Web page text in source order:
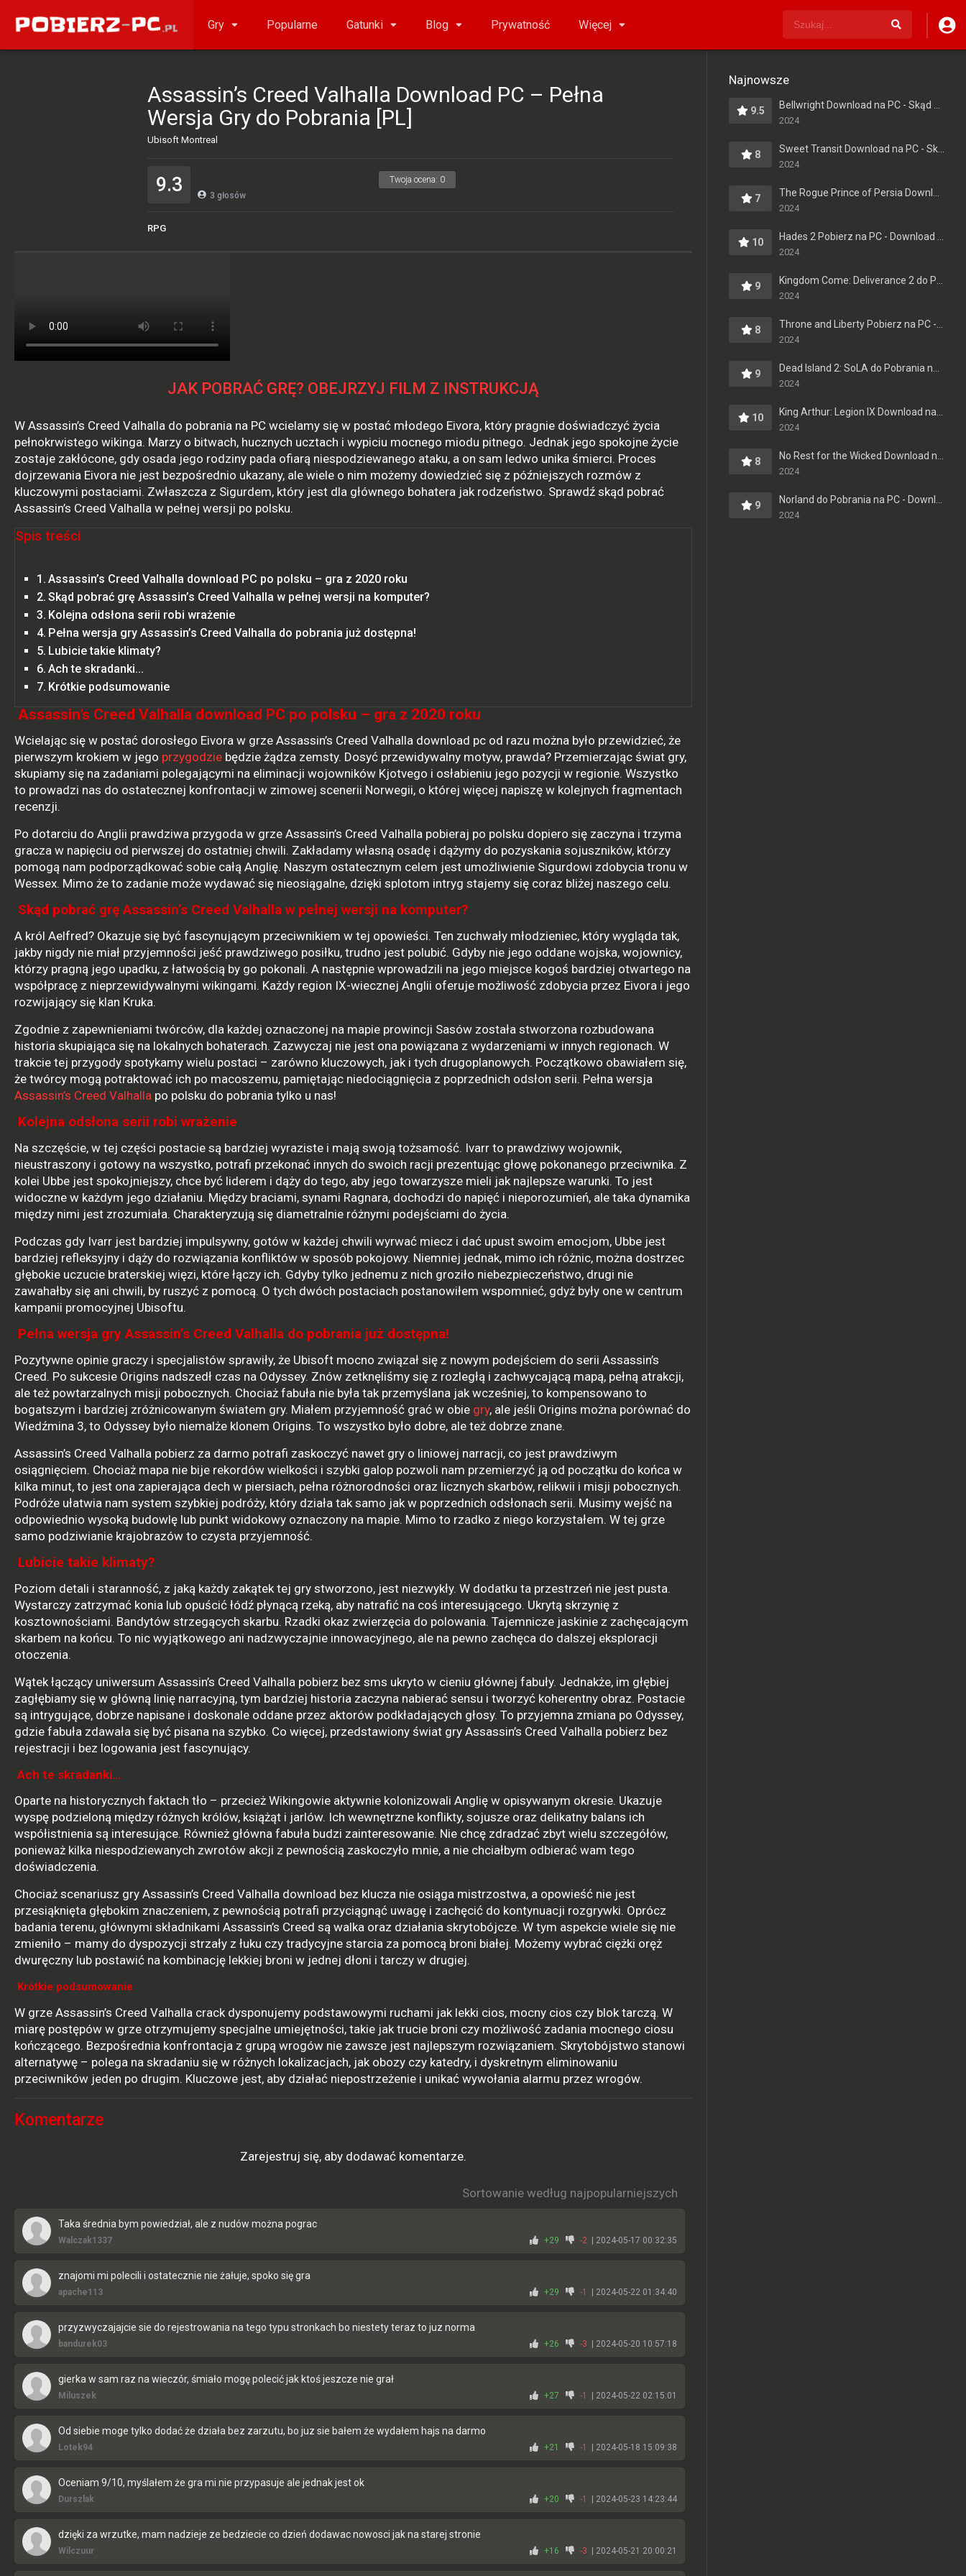
Gry Popularne Gatunki Blog Prywatność Więcej
Assassin’s Creed Valhalla Download PC – Pełna
Wersja Gry do Pobrania [PL]
Ubisoft Montreal
Twoja ocena: 0
9.3 3 głosów
RPG
JAK POBRAĆ GRĘ? OBEJRZYJ FILM Z INSTRUKCJĄ
W Assassin’s Creed Valhalla do pobrania na PC wcielamy się w postać młodego Eivora, który pragnie doświadczyć życia
pełnokrwistego wikinga. Marzy o bitwach, hucznych ucztach i wypiciu mocnego miodu pitnego. Jednak jego spokojne życie
zostaje zakłócone, gdy osada jego rodziny pada ofiarą niespodziewanego ataku, a on sam ledwo unika śmierci. Proces
dojrzewania Eivora nie jest bezpośrednio ukazany, ale wiele o nim możemy dowiedzieć się z późniejszych rozmów z
kluczowymi postaciami. Zwłaszcza z Sigurdem, który jest dla głównego bohatera jak rodzeństwo. Sprawdź skąd pobrać
Assassin’s Creed Valhalla w pełnej wersji po polsku.
Spis treści
Assassin’s Creed Valhalla download PC po polsku – gra z 2020 roku
Skąd pobrać grę Assassin’s Creed Valhalla w pełnej wersji na komputer?
Kolejna odsłona serii robi wrażenie
Pełna wersja gry Assassin’s Creed Valhalla do pobrania już dostępna!
Lubicie takie klimaty?
Ach te skradanki…
Krótkie podsumowanie
Assassin’s Creed Valhalla download PC po polsku – gra z 2020 roku
Wcielając się w postać dorosłego Eivora w grze Assassin’s Creed Valhalla download pc od razu można było przewidzieć, że
pierwszym krokiem w jego przygodzie będzie żądza zemsty. Dosyć przewidywalny motyw, prawda? Przemierzając świat gry,
skupiamy się na zadaniami polegającymi na eliminacji wojowników Kjotvego i osłabieniu jego pozycji w regionie. Wszystko
to prowadzi nas do ostatecznej konfrontacji w zimowej scenerii Norwegii, o której więcej napiszę w kolejnych fragmentach
recenzji.
Po dotarciu do Anglii prawdziwa przygoda w grze Assassin’s Creed Valhalla pobieraj po polsku dopiero się zaczyna i trzyma
gracza w napięciu od pierwszej do ostatniej chwili. Zakładamy własną osadę i dążymy do pozyskania sojuszników, którzy
pomogą nam podporządkować sobie całą Anglię. Naszym ostatecznym celem jest umożliwienie Sigurdowi zdobycia tronu w
Wessex. Mimo że to zadanie może wydawać się nieosiągalne, dzięki splotom intryg stajemy się coraz bliżej naszego celu.
Skąd pobrać grę Assassin’s Creed Valhalla w pełnej wersji na komputer?
A król Aelfred? Okazuje się być fascynującym przeciwnikiem w tej opowieści. Ten zuchwały młodzieniec, który wygląda tak,
jakby nigdy nie miał przyjemności jeść prawdziwego posiłku, trudno jest polubić. Gdyby nie jego oddane wojska, wojownicy,
którzy pragną jego upadku, z łatwością by go pokonali. A następnie wprowadzili na jego miejsce kogoś bardziej otwartego na
współpracę z nieprzewidywalnymi wikingami. Każdy region IX-wiecznej Anglii oferuje możliwość zdobycia przez Eivora i jego
rozwijający się klan Kruka.
Zgodnie z zapewnieniami twórców, dla każdej oznaczonej na mapie prowincji Sasów została stworzona rozbudowana
historia skupiająca się na lokalnych bohaterach. Zazwyczaj nie jest ona powiązana z wydarzeniami w innych regionach. W
trakcie tej przygody spotykamy wielu postaci – zarówno kluczowych, jak i tych drugoplanowych. Początkowo obawiałem się,
że twórcy mogą potraktować ich po macoszemu, pamiętając niedociągnięcia z poprzednich odsłon serii. Pełna wersja
Assassin’s Creed Valhalla po polsku do pobrania tylko u nas!
Kolejna odsłona serii robi wrażenie
Na szczęście, w tej części postacie są bardziej wyraziste i mają swoją tożsamość. Ivarr to prawdziwy wojownik,
nieustraszony i gotowy na wszystko, potrafi przekonać innych do swoich racji prezentując głowę pokonanego przeciwnika. Z
kolei Ubbe jest spokojniejszy, chce być liderem i dąży do tego, aby jego towarzysze mieli jak najlepsze warunki. To jest
widoczne w każdym jego działaniu. Między braciami, synami Ragnara, dochodzi do napięć i nieporozumień, ale taka dynamika
między nimi jest zrozumiała. Charakteryzują się diametralnie różnymi podejściami do życia.
Podczas gdy Ivarr jest bardziej impulsywny, gotów w każdej chwili wyrwać miecz i dać upust swoim emocjom, Ubbe jest
bardziej refleksyjny i dąży do rozwiązania konfliktów w sposób pokojowy. Niemniej jednak, mimo ich różnic, można dostrzec
głębokie uczucie braterskiej więzi, które łączy ich. Gdyby tylko jednemu z nich groziło niebezpieczeństwo, drugi nie
zawahałby się ani chwili, by ruszyć z pomocą. O tych dwóch postaciach postanowiłem wspomnieć, gdyż były one w centrum
kampanii promocyjnej Ubisoftu.
Pełna wersja gry Assassin’s Creed Valhalla do pobrania już dostępna!
Pozytywne opinie graczy i specjalistów sprawiły, że Ubisoft mocno związał się z nowym podejściem do serii Assassin’s
Creed. Po sukcesie Origins nadszedł czas na Odyssey. Znów zetknęliśmy się z rozległą i zachwycającą mapą, pełną atrakcji,
ale też powtarzalnych misji pobocznych. Chociaż fabuła nie była tak przemyślana jak wcześniej, to kompensowano to
bogatszym i bardziej zróżnicowanym światem gry. Miałem przyjemność grać w obie gry, ale jeśli Origins można porównać do
Wiedźmina 3, to Odyssey było niemalże klonem Origins. To wszystko było dobre, ale też dobrze znane.
Assassin’s Creed Valhalla pobierz za darmo potrafi zaskoczyć nawet gry o liniowej narracji, co jest prawdziwym
osiągnięciem. Chociaż mapa nie bije rekordów wielkości i szybki galop pozwoli nam przemierzyć ją od początku do końca w
kilka minut, to jest ona zapierająca dech w piersiach, pełna różnorodności oraz licznych skarbów, relikwii i misji pobocznych.
Podróże ułatwia nam system szybkiej podróży, który działa tak samo jak w poprzednich odsłonach serii. Musimy wejść na
odpowiednio wysoką budowlę lub punkt widokowy oznaczony na mapie. Mimo to rzadko z niego korzystałem. W tej grze
samo podziwianie krajobrazów to czysta przyjemność.
Lubicie takie klimaty?
Poziom detali i staranność, z jaką każdy zakątek tej gry stworzono, jest niezwykły. W dodatku ta przestrzeń nie jest pusta.
Wystarczy zatrzymać konia lub opuścić łódź płynącą rzeką, aby natrafić na coś interesującego. Ukrytą skrzynię z
kosztownościami. Bandytów strzegących skarbu. Rzadki okaz zwierzęcia do polowania. Tajemnicze jaskinie z zachęcającym
skarbem na końcu. To nic wyjątkowego ani nadzwyczajnie innowacyjnego, ale na pewno zachęca do dalszej eksploracji
otoczenia.
Wątek łączący uniwersum Assassin’s Creed Valhalla pobierz bez sms ukryto w cieniu głównej fabuły. Jednakże, im głębiej
zagłębiamy się w główną linię narracyjną, tym bardziej historia zaczyna nabierać sensu i tworzyć koherentny obraz. Postacie
są intrygujące, dobrze napisane i doskonale oddane przez aktorów podkładających głosy. To przyjemna zmiana po Odyssey,
gdzie fabuła zdawała się być pisana na szybko. Co więcej, przedstawiony świat gry Assassin’s Creed Valhalla pobierz bez
rejestracji i bez logowania jest fascynujący.
Ach te skradanki…
Oparte na historycznych faktach tło – przecież Wikingowie aktywnie kolonizowali Anglię w opisywanym okresie. Ukazuje
wyspę podzieloną między różnych królów, książąt i jarlów. Ich wewnętrzne konflikty, sojusze oraz delikatny balans ich
współistnienia są interesujące. Również główna fabuła budzi zainteresowanie. Nie chcę zdradzać zbyt wielu szczegółów,
ponieważ kilka niespodziewanych zwrotów akcji z pewnością zaskoczyło mnie, a nie chciałbym odbierać wam tego
doświadczenia.
Chociaż scenariusz gry Assassin’s Creed Valhalla download bez klucza nie osiąga mistrzostwa, a opowieść nie jest
przesiąknięta głębokim znaczeniem, z pewnością potrafi przyciągnąć uwagę i zachęcić do kontynuacji rozgrywki. Oprócz
badania terenu, głównymi składnikami Assassin’s Creed są walka oraz działania skrytobójcze. W tym aspekcie wiele się nie
zmieniło – mamy do dyspozycji strzały z łuku czy tradycyjne starcia za pomocą broni białej. Możemy wybrać ciężki oręż
dwuręczny lub postawić na kombinację lekkiej broni w jednej dłoni i tarczy w drugiej.
Krótkie podsumowanie
W grze Assassin’s Creed Valhalla crack dysponujemy podstawowymi ruchami jak lekki cios, mocny cios czy blok tarczą. W
miarę postępów w grze otrzymujemy specjalne umiejętności, takie jak trucie broni czy możliwość zadania mocnego ciosu
kończącego. Bezpośrednia konfrontacja z grupą wrogów nie zawsze jest najlepszym rozwiązaniem. Skrytobójstwo stanowi
alternatywę – polega na skradaniu się w różnych lokalizacjach, jak obozy czy katedry, i dyskretnym eliminowaniu
przeciwników jeden po drugim. Kluczowe jest, aby działać niepostrzeżenie i unikać wywołania alarmu przez wrogów.
Komentarze
Zarejestruj się, aby dodawać komentarze.
Sortowanie według najpopularniejszych
Taka średnia bym powiedział, ale z nudów można pograc
Walczak1337 | 2024-05-17 00:32:35
+29 -2
znajomi mi polecili i ostatecznie nie żałuje, spoko się gra
apache113 | 2024-05-22 01:34:40
+29 -1
przyzwyczajajcie sie do rejestrowania na tego typu stronkach bo niestety teraz to juz norma
bandurek03 | 2024-05-20 10:57:18
+26 -3
gierka w sam raz na wieczór, śmiało mogę polecić jak ktoś jeszcze nie grał
Miluszek | 2024-05-22 02:15:01
+27 -1
Od siebie moge tylko dodać że działa bez zarzutu, bo juz sie bałem że wydałem hajs na darmo
Lotek94 | 2024-05-18 15:09:38
+21 -1
Oceniam 9/10, myślałem że gra mi nie przypasuje ale jednak jest ok
Durszlak | 2024-05-23 14:23:44
+20 -1
dzięki za wrzutke, mam nadzieje ze bedziecie co dzień dodawac nowosci jak na starej stronie
Wilczuur | 2024-05-21 20:00:21
+16 -3
Najnowsze
9.5
2024
8
2024
7
2024
10
2024
9
2024
8
2024
9
2024
10
2024
8
2024
9
2024